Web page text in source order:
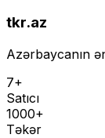
tkr.az
Azərbaycanın
7+
Satıcı
1000+
Təkər